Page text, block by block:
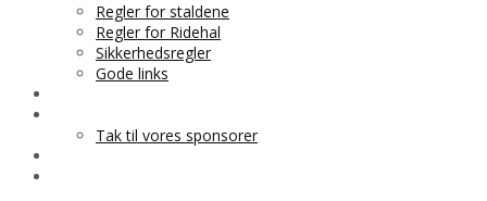
Regler for staldene
Regler for Ridehal
Sikkerhedsregler
Gode links
Tak til vores sponsorer